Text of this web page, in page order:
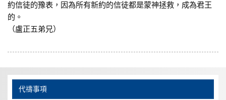
約信徒的豫表，因為所有新約的信徒都是蒙神拯救，成為君王
的。
（盧正五弟兄）
代禱事項